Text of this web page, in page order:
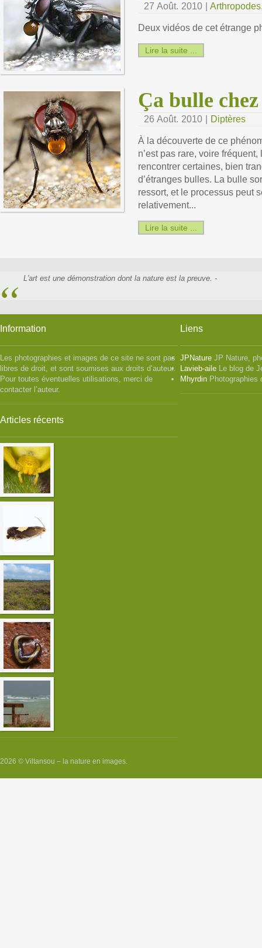
27 Août. 2010 | Arthropodes
Deux vidéos de cet étrange
Lire la suite ...
Ça bulle
26 Août. 2010 | Diptères
À la découverte de ce
n’est pas rare, voire
rencontrer certaines, bien
d’étranges bulles. La bulle
ressort, et le processus peut
relativement...
Lire la suite ...
L'art est une démonstration dont la nature est la preuve. -
Information
Les photographies et images de ce site ne sont pas
libres de droit, et sont soumises aux droits d’auteur.
Pour toutes éventuelles utilisations, merci de
contacter l’auteur.
Articles récents
Liens
JPNatureJP Nature,
Lavieb-aileLe blog de
MhyrdinPhotographies
2026 © Viltansou – la nature en images.